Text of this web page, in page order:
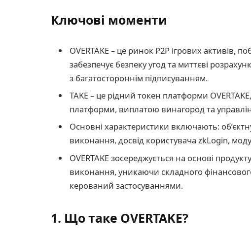
Ключові моменти
OVERTAKE – це ринок P2P ігрових активів,
забезпечує безпеку угод та миттєві
з багатостороннім підписуванням.
TAKE – це рідний токен платформи
платформи, виплатою винагород та
Основні характеристики включають:
виконання, досвід користувача zkLogin,
OVERTAKE зосереджується на основі
виконання, уникаючи складного
керований застосуваннями.
1. Що таке OVERTAKE?